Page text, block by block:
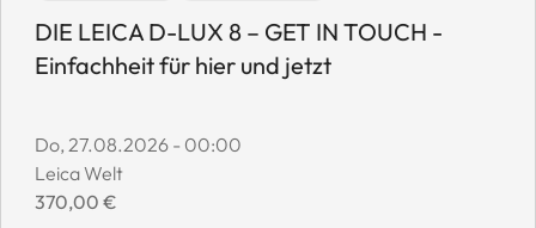
DIE LEICA D-LUX 8 – GET IN TOUCH -
Einfachheit für hier und jetzt
Event start date:
Do, 27.08.2026 - 00:00
Event location:
Leica Welt
Event price:
370,00 €